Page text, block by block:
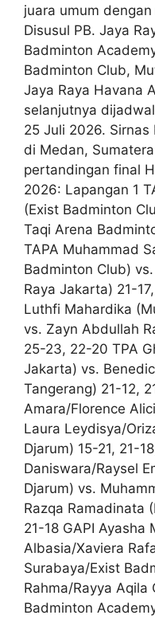
juara umum
Disusul PB. Jaya
Badminton
Badminton Club,
Jaya Raya Havana
selanjutnya
25 Juli 2026.
di Medan,
pertandingan final
2026: Lapangan 1
(Exist Badminton
Taqi Arena
TAPA Muhammad
Badminton Club)
Raya Jakarta) 21-
Luthfi Mahardika
vs. Zayn Abdullah
25-23, 22-20 TPA
Jakarta) vs.
Tangerang) 21-12,
Amara/Florence
Laura Leydisya/
Djarum) 15-21, 21-
Daniswara/Raysel
Djarum) vs.
Razqa Ramadinata
21-18 GAPI Ayasha
Albasia/Xaviera
Surabaya/Exist
Rahma/Rayya Aqila
Badminton